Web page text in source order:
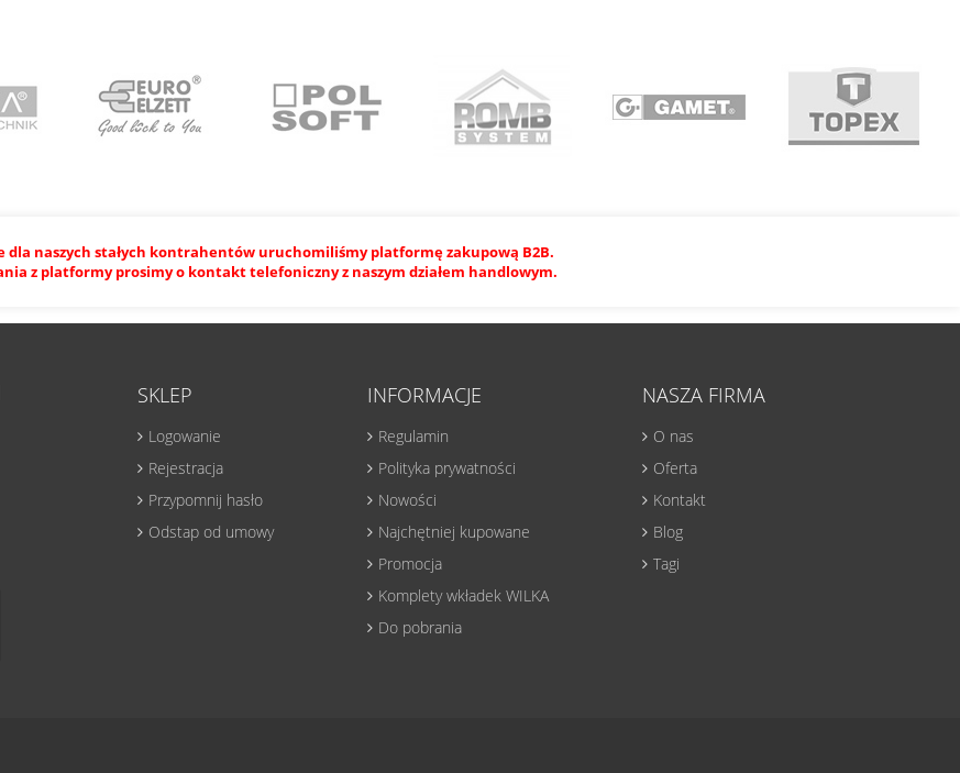
dla naszych stałych kontrahentów uruchomiliśmy platformę zakupową B2B.
z platformy prosimy o kontakt telefoniczny z naszym działem handlowym.
SKLEP
Logowanie
Rejestracja
Przypomnij hasło
Odstap od umowy
INFORMACJE
Regulamin
Polityka prywatności
Nowości
Najchętniej kupowane
Promocja
Komplety wkładek WILKA
Do pobrania
NASZA FIRMA
O nas
Oferta
Kontakt
Blog
Tagi